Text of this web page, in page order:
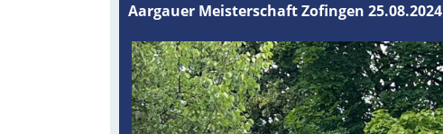
Aargauer Meisterschaft Zofingen 25.08.2024